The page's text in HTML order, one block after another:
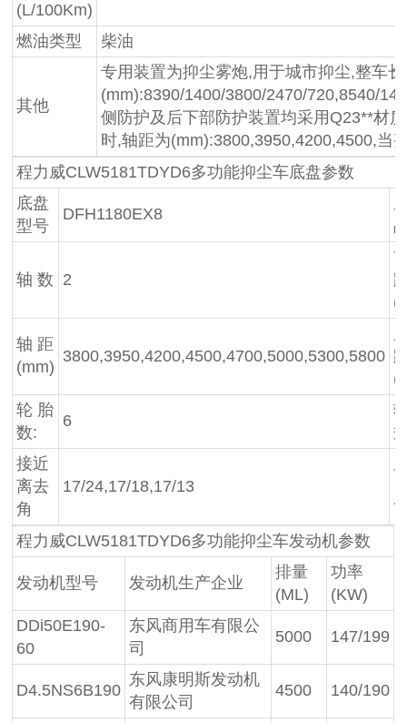
(L/100Km)
燃油类型
柴油
其他
专用装置为抑尘雾炮,用于城市抑尘,整车
(mm):8390/1400/3800/2470/720,8540/
侧防护及后下部防护装置均采用Q23**材
时,轴距为(mm):3800,3950,4200,4500,当
程力威CLW5181TDYD6多功能抑尘车底盘参数
底盘
型号
DFH1180EX8
轴 数 2
轴 距
(mm)
3800,3950,4200,4500,4700,5000,5300,5800
轮 胎
数:
6
接近
离去
角
17/24,17/18,17/13
程力威CLW5181TDYD6多功能抑尘车发动机参数
发动机型号 发动机生产企业
排量
(ML)
功率
(KW)
DDi50E190-
60
东风商用车有限公
司
5000 147/199
D4.5NS6B190
东风康明斯发动机
有限公司
4500 140/190